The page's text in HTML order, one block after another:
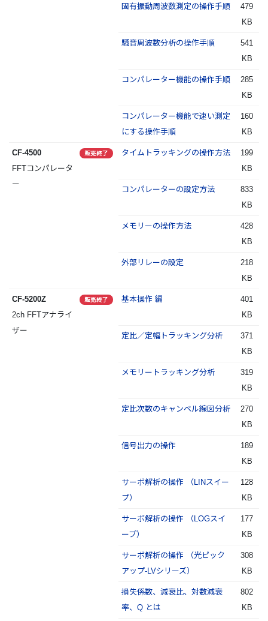
固有振動周波数測定の操作手順
479
KB
騒音周波数分析の操作手順
541
KB
コンパレーター機能の操作手順
285
KB
コンパレーター機能で速い測定
にする操作手順
160
KB
CF-4500
FFTコンパレータ
ー
販売終了 タイムトラッキングの操作方法
199
KB
コンパレーターの設定方法
833
KB
メモリーの操作方法
428
KB
外部リレーの設定
218
KB
CF-5200Z
2ch FFTアナライ
ザー
販売終了 基本操作 編
401
KB
定比／定幅トラッキング分析
371
KB
メモリートラッキング分析
319
KB
定比次数のキャンベル線図分析
270
KB
信号出力の操作
189
KB
サーボ解析の操作 （LINスイー
プ）
128
KB
サーボ解析の操作 （LOGスイ
ープ）
177
KB
サーボ解析の操作 （光ピック
アップ-LVシリーズ）
308
KB
損失係数、減衰比、対数減衰
率、Q とは
802
KB